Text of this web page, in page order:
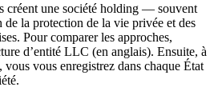
créent une société holding — souvent
la protection de la vie privée et des
Pour comparer les approches,
d’entité LLC (en anglais). Ensuite, à
vous vous enregistrez dans chaque État